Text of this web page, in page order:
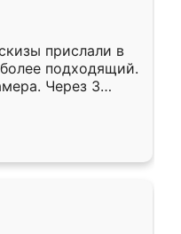
прислали в
подходящий.
Через 3
Остались
Ренессанс